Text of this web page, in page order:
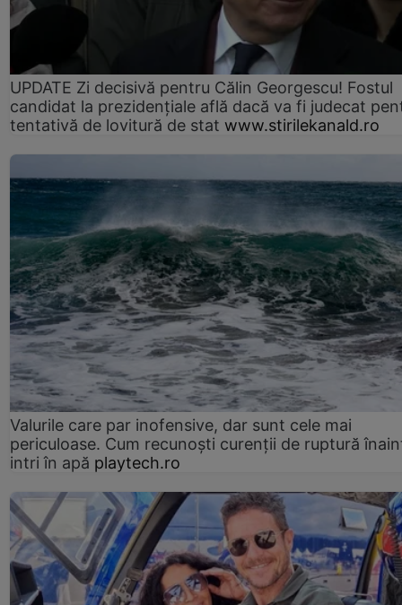
UPDATE Zi decisivă pentru Călin Georgescu! Fostul
candidat la prezidențiale află dacă va fi judecat
tentativă de lovitură de stat www.stirilekanald.ro
Valurile care par inofensive, dar sunt cele mai
periculoase. Cum recunoști curenții de ruptură
intri în apă playtech.ro